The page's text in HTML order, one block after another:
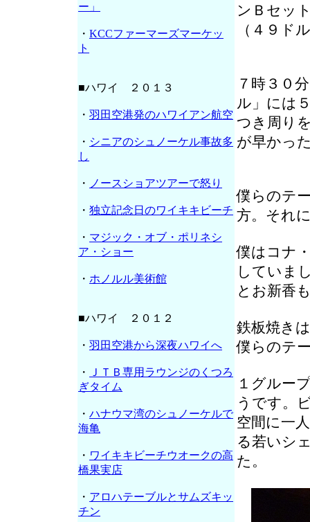
ンＢセッ
（４９ド
７時３０
ル」には
つき周り
が早かっ
僕らのテ
方。それ
僕はコナ
していま
とお新香
鉄板焼き
僕らのテ
１グルー
うです。
空間に一
る若いシ
た。
ー」
・ KCCファーマーズマーケッ
ト
■ハワイ ２０１３
・ 羽田空港発のハワイアン航空
・ シニアのシュノーケル事故多
し
・ ノースショアツアーで怒り
・ 独立記念日のワイキキビーチ
・ マジック・オブ・ポリネシ
ア・ショー
・ ホノルル美術館
■ハワイ ２０１２
・ 羽田空港から深夜ハワイへ
・
ＪＴＢ専用ラウンジのくつろ
ぎタイム
・ ハナウマ湾のシュノーケルで
海亀
・ ワイキキビーチウオークの高
橋果実店
・ アロハテーブルとサムズキッ
チン